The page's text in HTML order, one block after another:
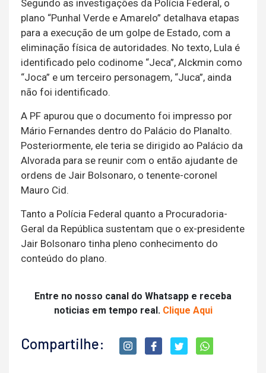
Segundo as investigações da Polícia Federal, o
plano “Punhal Verde e Amarelo” detalhava etapas
para a execução de um golpe de Estado, com a
eliminação física de autoridades. No texto, Lula é
identificado pelo codinome “Jeca”, Alckmin como
“Joca” e um terceiro personagem, “Juca”, ainda
não foi identificado.
A PF apurou que o documento foi impresso por
Mário Fernandes dentro do Palácio do Planalto.
Posteriormente, ele teria se dirigido ao Palácio da
Alvorada para se reunir com o então ajudante de
ordens de Jair Bolsonaro, o tenente-coronel
Mauro Cid.
Tanto a Polícia Federal quanto a Procuradoria-
Geral da República sustentam que o ex-presidente
Jair Bolsonaro tinha pleno conhecimento do
conteúdo do plano.
Entre no nosso canal do Whatsapp e receba
noticias em tempo real. Clique Aqui
Compartilhe: